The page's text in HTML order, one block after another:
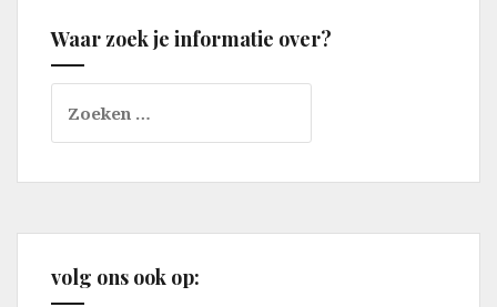
Waar zoek je informatie over?
naar:
volg ons ook op: